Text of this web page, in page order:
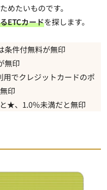
めたいものです。
ETCカードを探します。
条件付無料が無印
無印
用でクレジットカードのポ
印
と★、1.0％未満だと無印